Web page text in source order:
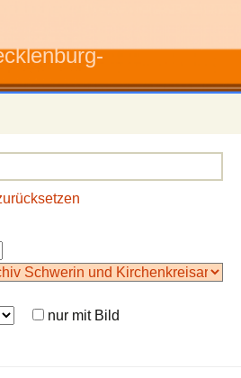
nur mit Bild